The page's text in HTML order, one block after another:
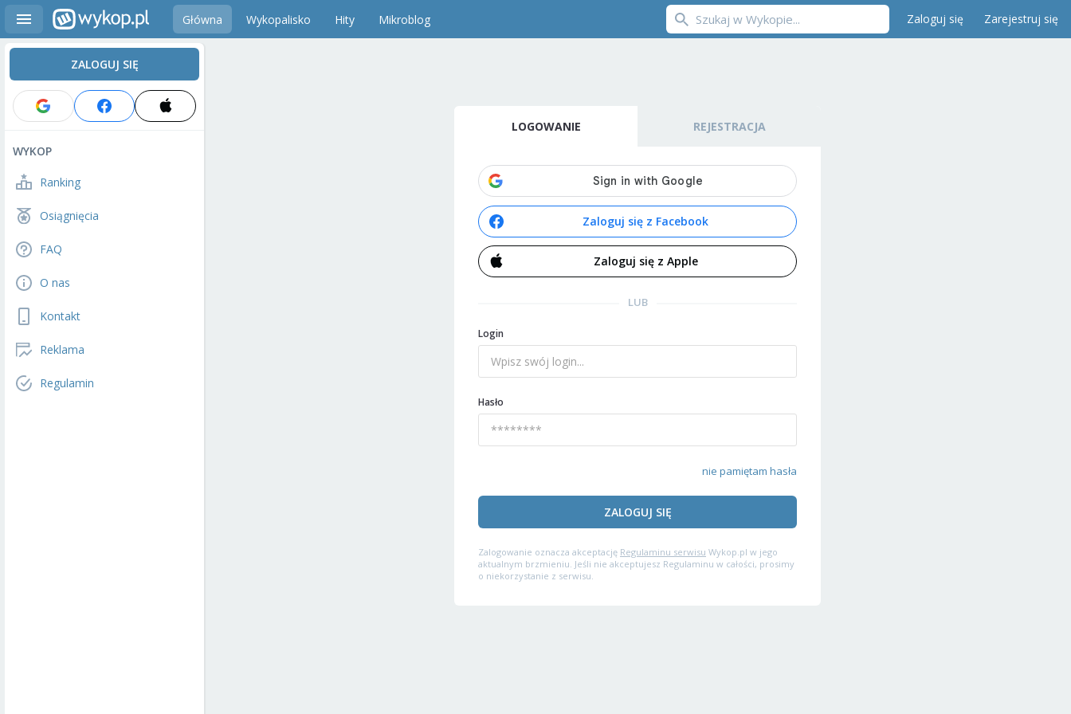
Główna Wykopalisko Hity Mikroblog Zaloguj się Zarejestruj się
ZALOGUJ SIĘ
WYKOP
Ranking
Osiągnięcia
FAQ
O nas
Kontakt
Reklama
Regulamin
LOGOWANIE REJESTRACJA
Zaloguj się z Facebook
Zaloguj się z Apple
LUB
Login
Hasło
nie pamiętam hasła
ZALOGUJ SIĘ
Zalogowanie oznacza akceptację Regulaminu serwisu Wykop.pl w jego
aktualnym brzmieniu. Jeśli nie akceptujesz Regulaminu w całości, prosimy
o niekorzystanie z serwisu.